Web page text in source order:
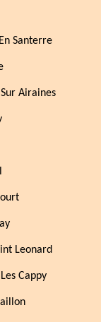
Santerre
Airaines
Leonard
Cappy